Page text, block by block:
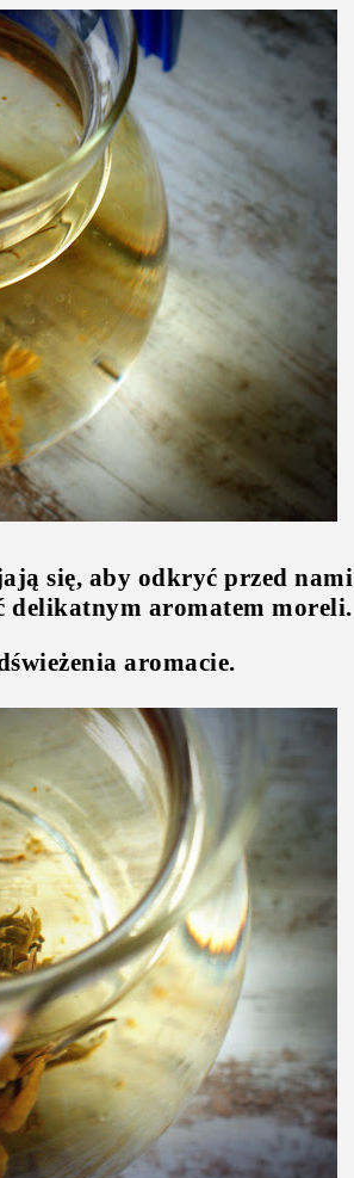
się, aby odkryć przed nami
delikatnym aromatem moreli.
aromacie.